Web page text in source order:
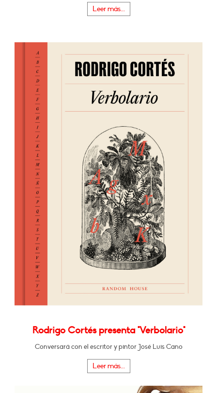
Leer más...
Rodrigo Cortés presenta "Verbolario"
Conversará con el escritor y pintor José Luis Cano
Leer más...